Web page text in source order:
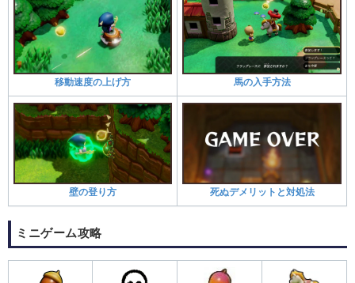
移動速度の上げ方 馬の入手方法
壁の登り方 死ぬデメリットと対処法
ミニゲーム攻略